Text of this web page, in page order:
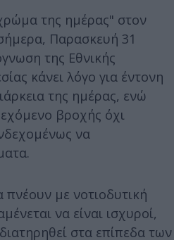
της ημέρας" στον
Παρασκευή 31
της Εθνικής
κάνει λόγο για έντονη
της ημέρας, ενώ
βροχής όχι
να
με νοτιοδυτική
να είναι ισχυροί,
στα επίπεδα των